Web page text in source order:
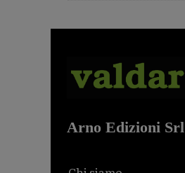
Arno Edizioni Srl